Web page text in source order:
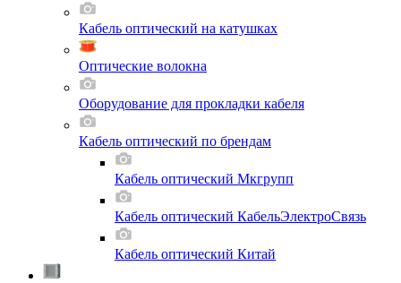
Кабель оптический на катушках
Оптические волокна
Оборудование для прокладки кабеля
Кабель оптический по брендам
Кабель оптический Мкгрупп
Кабель оптический КабельЭлектроСвязь
Кабель оптический Китай